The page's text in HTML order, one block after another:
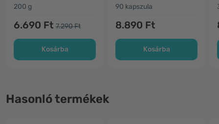
200 g
6.690 Ft 7.290 Ft
Kosárba
90 kapszula
8.890 Ft
Kosárba
Hasonló termékek